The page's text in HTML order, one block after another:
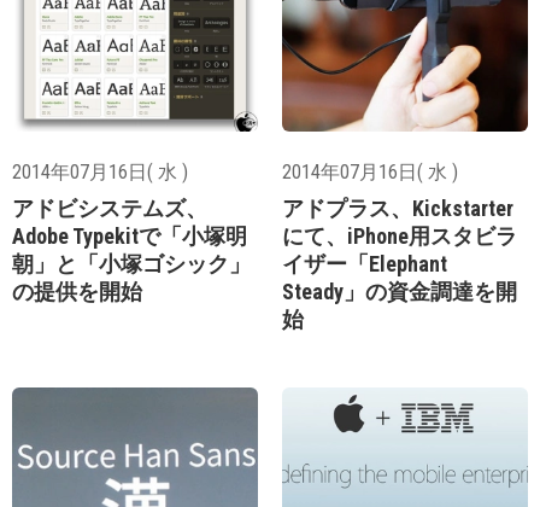
2014年07月16日( 水 )
アドビシステムズ、
Adobe Typekitで「小塚明
朝」と「小塚ゴシック」
の提供を開始
2014年07月16日( 水 )
アドプラス、Kickstarter
にて、iPhone用スタビラ
イザー「Elephant
Steady」の資金調達を開
始